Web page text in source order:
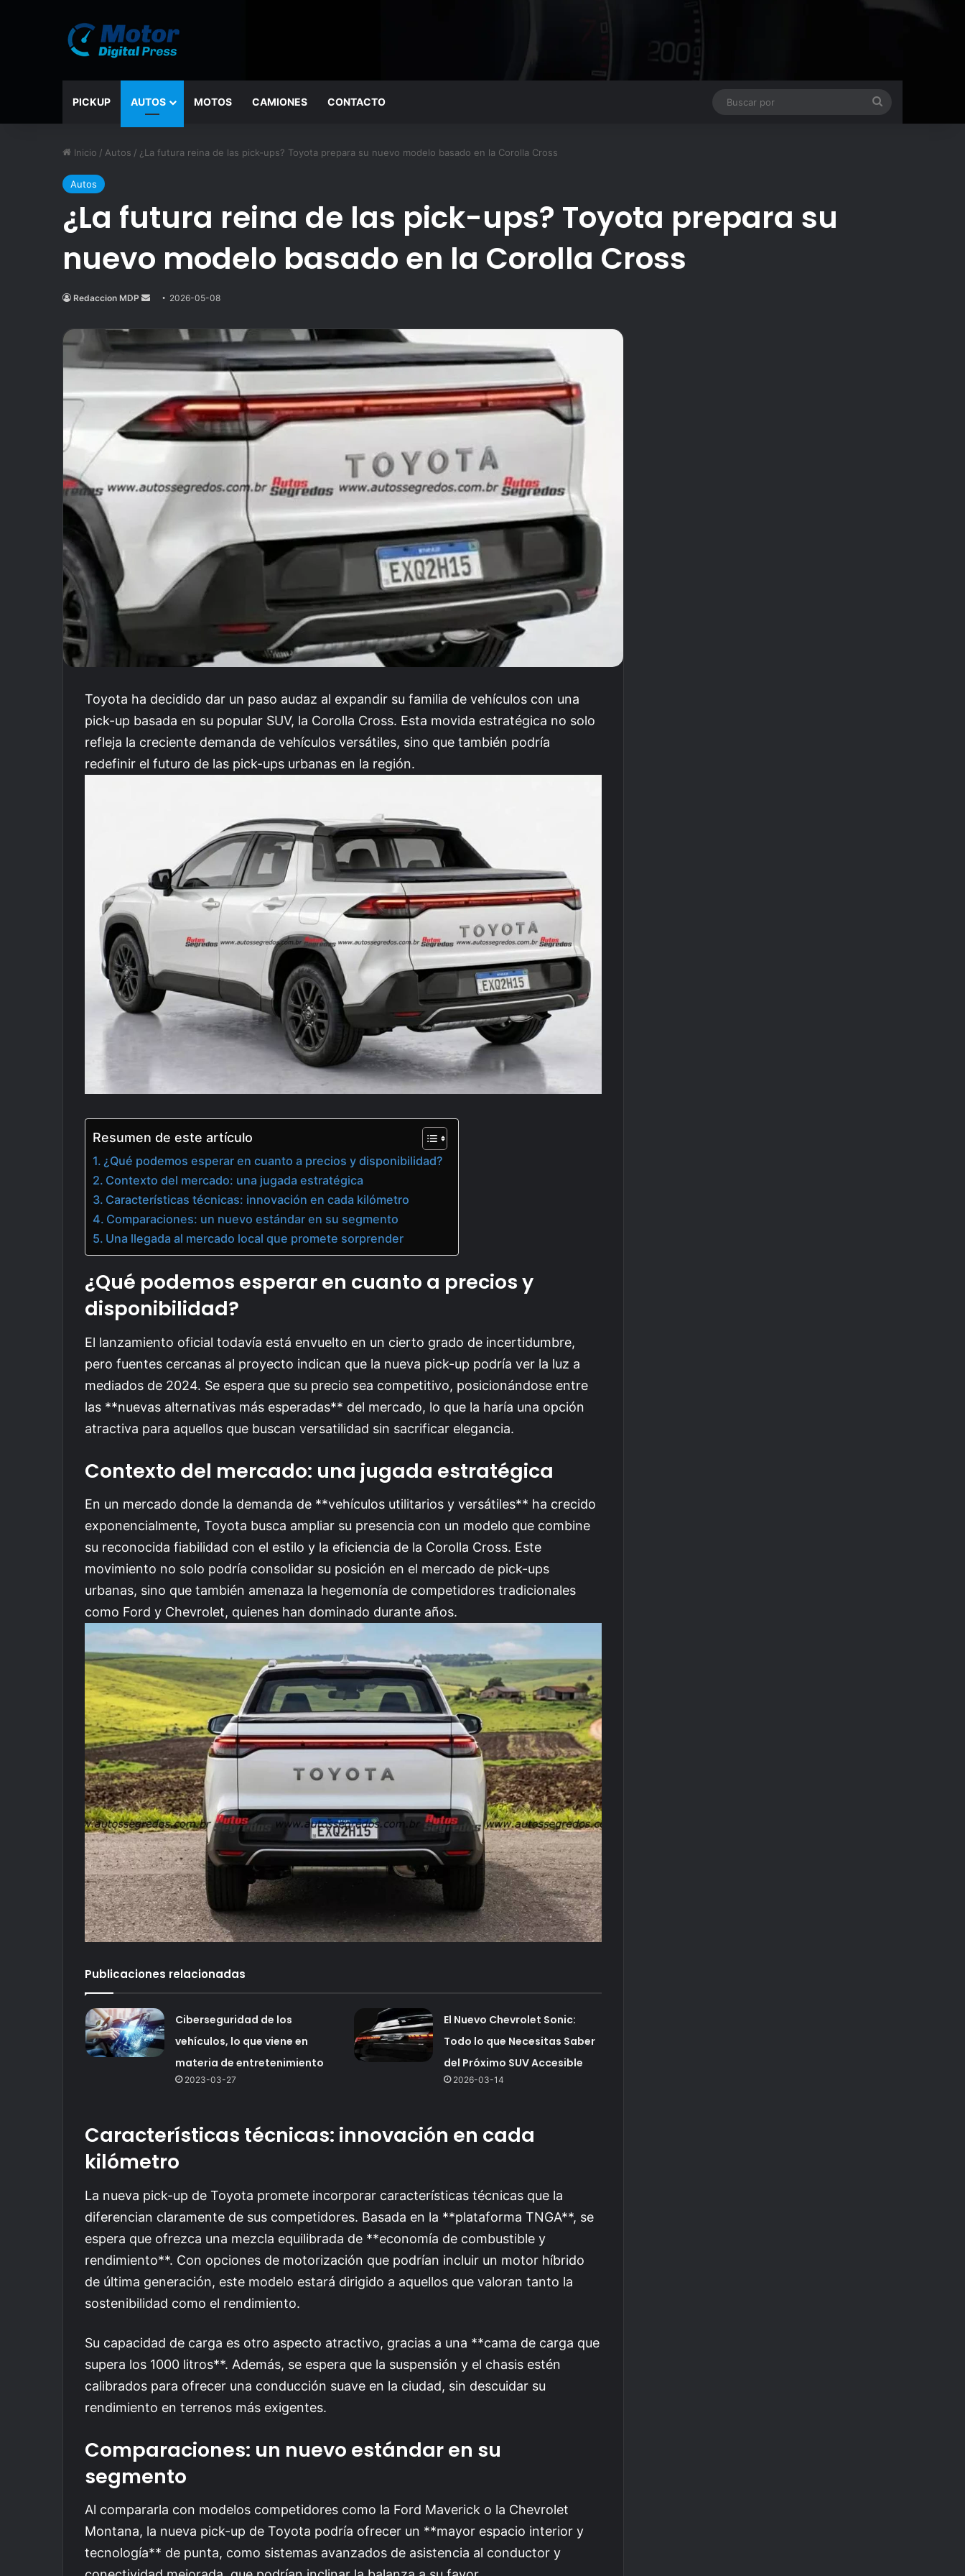
PICKUP AUTOS MOTOS CAMIONES CONTACTO
Inicio / Autos / ¿La futura reina de las pick-ups? Toyota prepara su nuevo modelo basado en la Corolla Cross
Autos
¿La futura reina de las pick-ups? Toyota prepara su
nuevo modelo basado en la Corolla Cross
Redaccion MDP
Send
email
2026-05-08
Toyota ha decidido dar un paso audaz al expandir su familia de vehículos con una
pick-up basada en su popular SUV, la Corolla Cross. Esta movida estratégica no solo
refleja la creciente demanda de vehículos versátiles, sino que también podría
redefinir el futuro de las pick-ups urbanas en la región.
Resumen de este artículo
¿Qué podemos esperar en cuanto a precios y disponibilidad?
Contexto del mercado: una jugada estratégica
Características técnicas: innovación en cada kilómetro
Comparaciones: un nuevo estándar en su segmento
Una llegada al mercado local que promete sorprender
¿Qué podemos esperar en cuanto a precios y
disponibilidad?
El lanzamiento oficial todavía está envuelto en un cierto grado de incertidumbre,
pero fuentes cercanas al proyecto indican que la nueva pick-up podría ver la luz a
mediados de 2024. Se espera que su precio sea competitivo, posicionándose entre
las **nuevas alternativas más esperadas** del mercado, lo que la haría una opción
atractiva para aquellos que buscan versatilidad sin sacrificar elegancia.
Contexto del mercado: una jugada estratégica
En un mercado donde la demanda de **vehículos utilitarios y versátiles** ha crecido
exponencialmente, Toyota busca ampliar su presencia con un modelo que combine
su reconocida fiabilidad con el estilo y la eficiencia de la Corolla Cross. Este
movimiento no solo podría consolidar su posición en el mercado de pick-ups
urbanas, sino que también amenaza la hegemonía de competidores tradicionales
como Ford y Chevrolet, quienes han dominado durante años.
Publicaciones relacionadas
Ciberseguridad de los
vehículos, lo que viene en
materia de entretenimiento
2023-03-27
El Nuevo Chevrolet Sonic:
Todo lo que Necesitas Saber
del Próximo SUV Accesible
2026-03-14
Características técnicas: innovación en cada
kilómetro
La nueva pick-up de Toyota promete incorporar características técnicas que la
diferencian claramente de sus competidores. Basada en la **plataforma TNGA**, se
espera que ofrezca una mezcla equilibrada de **economía de combustible y
rendimiento**. Con opciones de motorización que podrían incluir un motor híbrido
de última generación, este modelo estará dirigido a aquellos que valoran tanto la
sostenibilidad como el rendimiento.
Su capacidad de carga es otro aspecto atractivo, gracias a una **cama de carga que
supera los 1000 litros**. Además, se espera que la suspensión y el chasis estén
calibrados para ofrecer una conducción suave en la ciudad, sin descuidar su
rendimiento en terrenos más exigentes.
Comparaciones: un nuevo estándar en su
segmento
Al compararla con modelos competidores como la Ford Maverick o la Chevrolet
Montana, la nueva pick-up de Toyota podría ofrecer un **mayor espacio interior y
tecnología** de punta, como sistemas avanzados de asistencia al conductor y